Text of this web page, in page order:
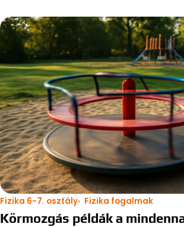
Fizika 6-7. osztály Fizika fogalmak
Körmozgás példák a